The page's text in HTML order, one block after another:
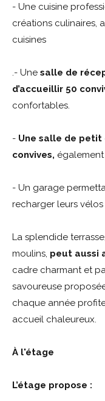
- Une cuisine
créations culinaires,
cuisines
.- Une salle de
d’accueillir 50
confortables.
- Une salle de
convives,
- Un garage
recharger leurs
La splendide
moulins, peut aussi
cadre charmant et
savoureuse
chaque année
accueil chaleureux.
À l'étage
L’étage propose :